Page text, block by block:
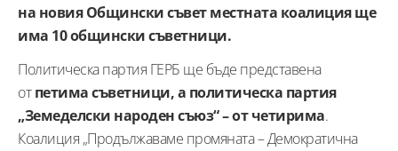
на новия Общински съвет местната коалиция ще
има 10 общински съветници.
Политическа партия ГЕРБ ще бъде представена
отпетима съветници, а политическа партия
„Земеделски народен съюз“ – от четирима.
Коалиция „Продължаваме промяната – Демократична